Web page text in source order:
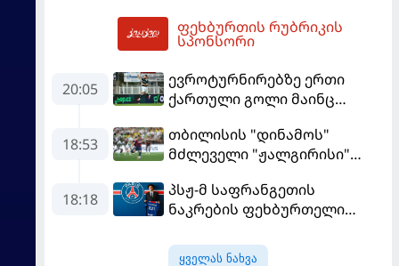
მომგებიანად გააგრძელა
ფეხბურთის რუბრიკის
სპონსორი
20:05
ევროტურნირებზე ერთი
ქართული გოლი მაინც
18:53
თბილისის "დინამოს"
მძლეველი "ჟალგირისი"
განადგურდა
18:18
პსჟ-მ საფრანგეთის
ნაკრების ფეხბურთელი
ყველას ნახვა